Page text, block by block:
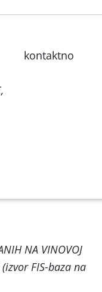
kontaktno
NA VINOVOJ
(izvor FIS-baza na